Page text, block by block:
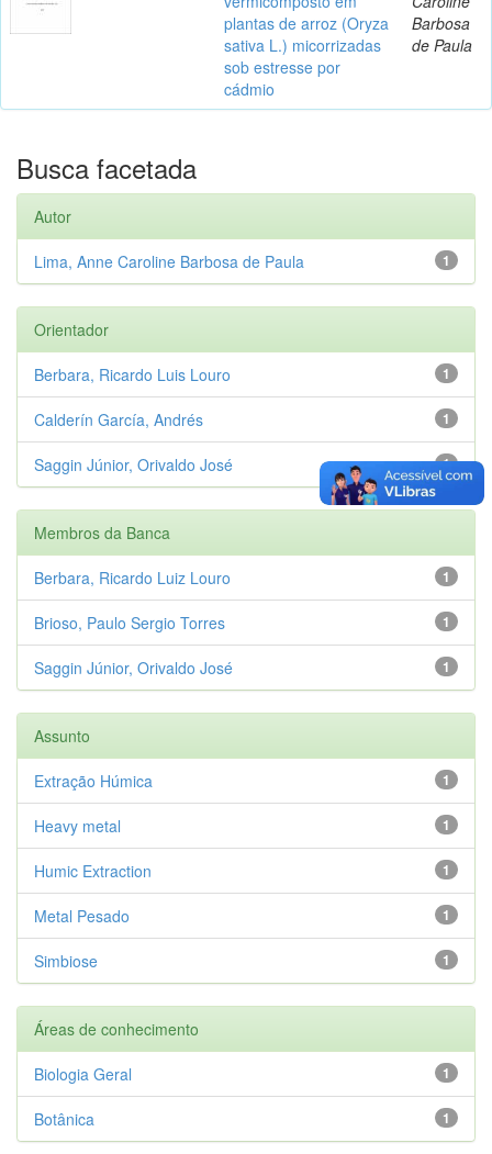
plantas de arroz (Oryza
sativa L.) micorrizadas
sob estresse por
cádmio
Barbosa
de Paula
Busca facetada
Autor
1
Lima, Anne Caroline Barbosa de Paula
Orientador
1
Berbara, Ricardo Luis Louro
1
Calderín García, Andrés
1
Saggin Júnior, Orivaldo José
Membros da Banca
1
Berbara, Ricardo Luiz Louro
1
Brioso, Paulo Sergio Torres
1
Saggin Júnior, Orivaldo José
Assunto
1
Extração Húmica
1
Heavy metal
1
Humic Extraction
1
Metal Pesado
1
Simbiose
Áreas de conhecimento
1
Biologia Geral
1
Botânica